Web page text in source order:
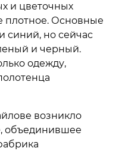
и цветочных
плотное. Основные
синий, но сейчас
и черный.
одежду,
возникло
объединившее